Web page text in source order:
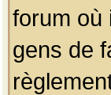
forum où
gens de